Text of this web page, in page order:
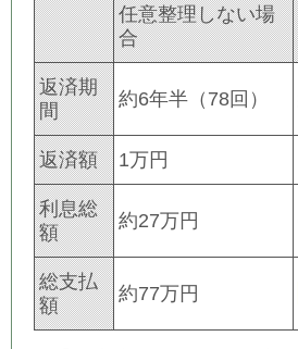
任意整理しない場
合
返済期
間
約6年半（78回）
返済額 1万円
利息総
額
約27万円
総支払
額
約77万円